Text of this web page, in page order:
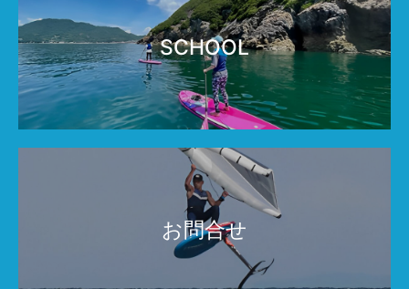
SCHOOL
お問合せ